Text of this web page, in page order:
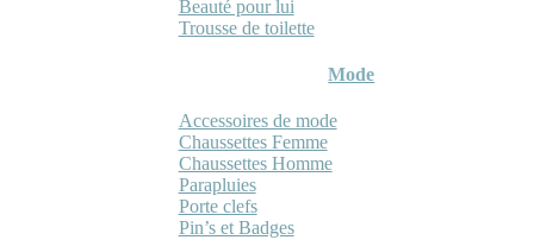
Beauté pour lui
Trousse de toilette
Mode
Accessoires de mode
Chaussettes Femme
Chaussettes Homme
Parapluies
Porte clefs
Pin’s et Badges